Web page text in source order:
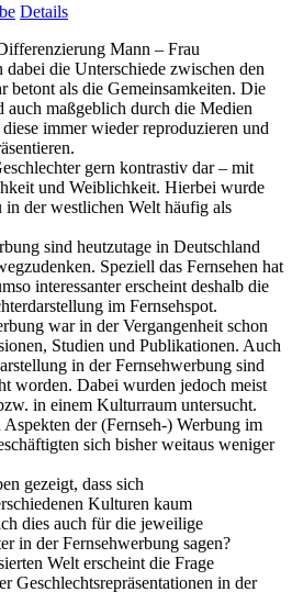
Details
Mann – Frau
die Unterschiede zwischen den
betont als die Gemeinsamkeiten. Die
maßgeblich durch die Medien
immer wieder reproduzieren und
gern kontrastiv dar – mit
und Weiblichkeit. Hierbei wurde
der westlichen Welt häufig als
sind heutzutage in Deutschland
Speziell das Fernsehen hat
interessanter erscheint deshalb die
im Fernsehspot.
war in der Vergangenheit schon
Studien und Publikationen. Auch
in der Fernsehwerbung sind
worden. Dabei wurden jedoch meist
in einem Kulturraum untersucht.
der (Fernseh-) Werbung im
sich bisher weitaus weniger
gezeigt, dass sich
Kulturen kaum
dies auch für die jeweilige
in der Fernsehwerbung sagen?
Welt erscheint die Frage
Geschlechtsrepräsentationen in der